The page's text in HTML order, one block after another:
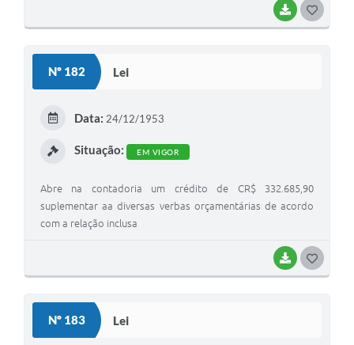
BAIXAR
Nº 182 Lei
BAIXAR
Data: 24/12/1953
Situação: EM VIGOR
Abre na contadoria um crédito de CR$ 332.685,90
suplementar aa diversas verbas orçamentárias de acordo
com a relação inclusa
Nº 183 Lei